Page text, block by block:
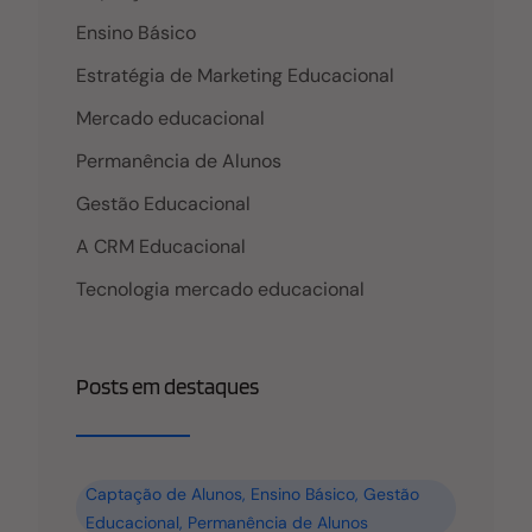
competitividade atual não são as que
Ensino Básico
Estratégia de Marketing Educacional
Mercado educacional
Permanência de Alunos
Gestão Educacional
A CRM Educacional
Tecnologia mercado educacional
Posts em destaques
Captação de Alunos, Ensino Básico,Gestão
Educacional, Permanência de Alunos